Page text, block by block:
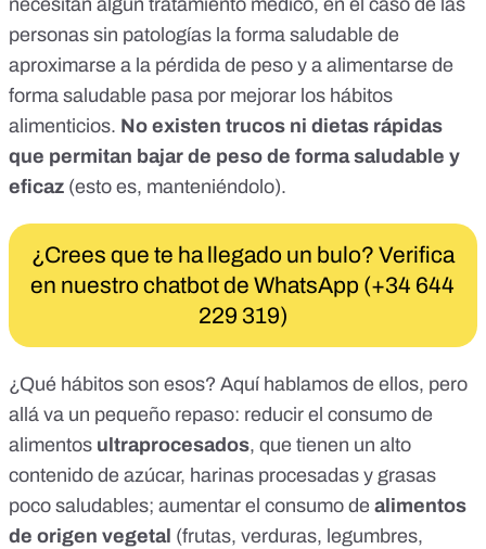
necesitan algún tratamiento médico, en el caso de las
personas sin patologías la forma saludable de
aproximarse a la pérdida de peso y a alimentarse de
forma saludable pasa por mejorar los hábitos
alimenticios. No existen trucos ni dietas rápidas
que permitan bajar de peso de forma saludable y
eficaz (esto es, manteniéndolo).
¿Crees que te ha llegado un bulo? Verifica
en nuestro chatbot de WhatsApp (+34 644
229 319)
¿Qué hábitos son esos? Aquí hablamos de ellos, pero
allá va un pequeño repaso: reducir el consumo de
alimentos ultraprocesados, que tienen un alto
contenido de azúcar, harinas procesadas y grasas
poco saludables; aumentar el consumo de alimentos
de origen vegetal (frutas, verduras, legumbres,